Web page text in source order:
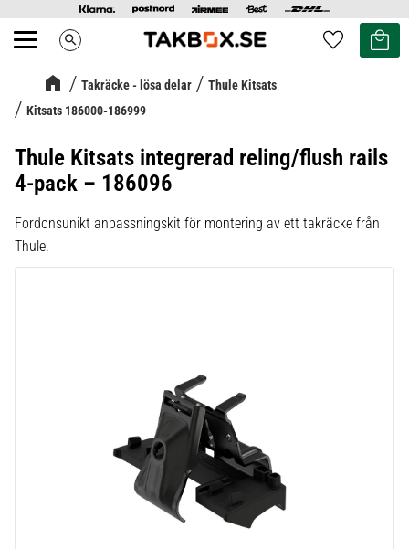
Meny search Favoriter
Kundvagn
Takräcke - lösa delar
Thule Kitsats
Kitsats 186000-186999
Thule Kitsats integrerad reling/flush rails
4-pack – 186096
Fordonsunikt anpassningskit för montering av ett takräcke från
Thule.